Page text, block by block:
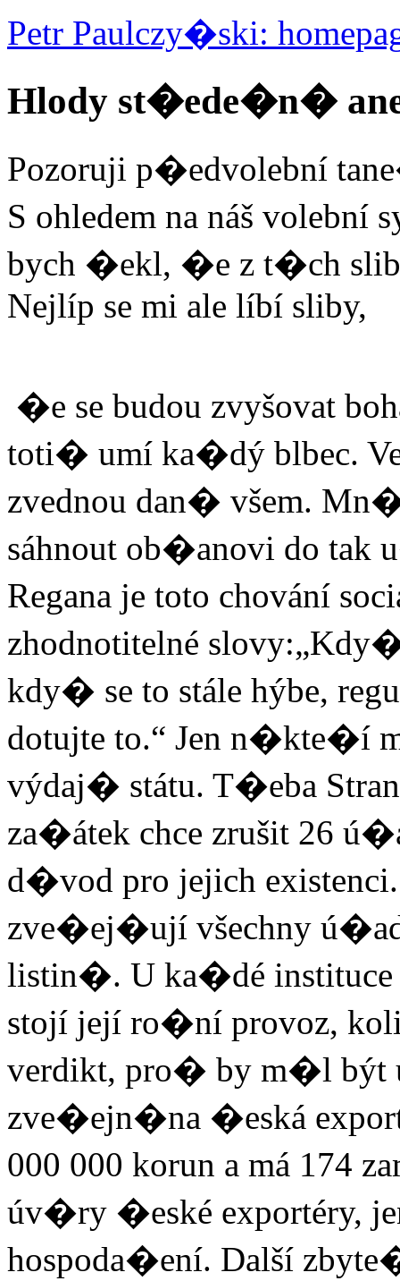
Petr Paulczy�ski:
Hlody st�ede�n�
Pozoruji p�edvolební
S ohledem na náš volební
bych �ekl, �e z t�ch
Nejlíp se mi ale líbí sliby,
�e se budou zvyšovat
toti� umí ka�dý blbec.
zvednou dan� všem.
sáhnout ob�anovi do tak
Regana je toto chování
zhodnotitelné
kdy� se to stále hýbe,
dotujte to.“ Jen n�kte�í
výdaj� státu. T�eba
za�átek chce zrušit 26
d�vod pro jejich
zve�ej�ují všechny
listin�. U ka�dé
stojí její ro�ní provoz,
verdikt, pro� by m�l být
zve�ejn�na �eská
000 000 korun a má 174
úv�ry �eské exportéry,
hospoda�ení. Další